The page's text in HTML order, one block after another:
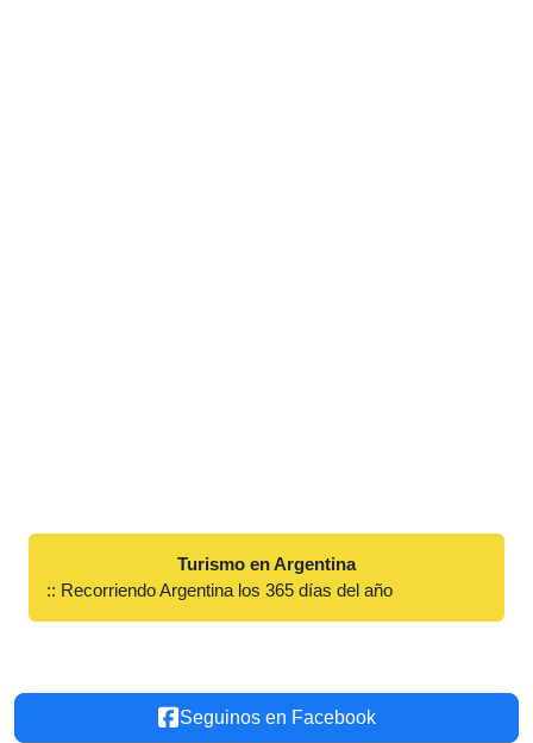
Turismo en Argentina
:: Recorriendo Argentina los 365 días del año
Seguinos en Facebook